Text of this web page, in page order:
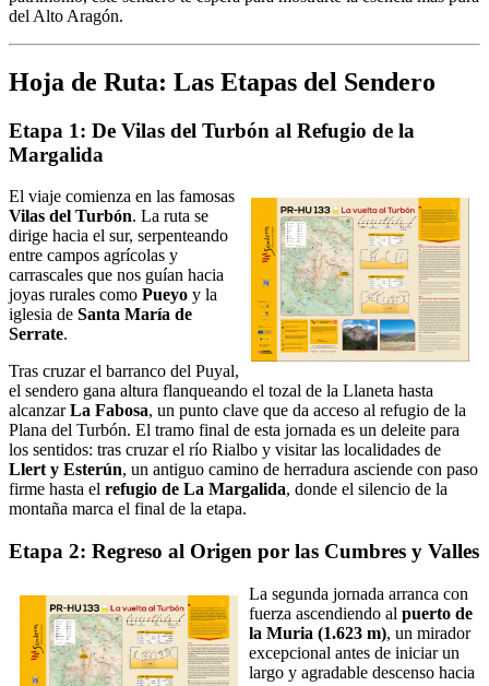
del Alto Aragón.
Hoja de Ruta: Las Etapas del Sendero
Etapa 1: De Vilas del Turbón al Refugio de la
Margalida
El viaje comienza en las famosas
Vilas del Turbón. La ruta se
dirige hacia el sur, serpenteando
entre campos agrícolas y
carrascales que nos guían hacia
joyas rurales como Pueyo y la
iglesia de Santa María de
Serrate.
Tras cruzar el barranco del Puyal,
el sendero gana altura flanqueando el tozal de la Llaneta hasta
alcanzarLa Fabosa, un punto clave que da acceso al refugio de la
Plana del Turbón. El tramo final de esta jornada es un deleite para
los sentidos: tras cruzar el río Rialbo y visitar las localidades de
Llert y Esterún, un antiguo camino de herradura asciende con paso
firme hasta el refugio de La Margalida, donde el silencio de la
montaña marca el final de la etapa.
Etapa 2: Regreso al Origen por las Cumbres y Valles
La segunda jornada arranca con
fuerza ascendiendo al puerto de
la Muria (1.623 m), un mirador
excepcional antes de iniciar un
largo y agradable descenso hacia